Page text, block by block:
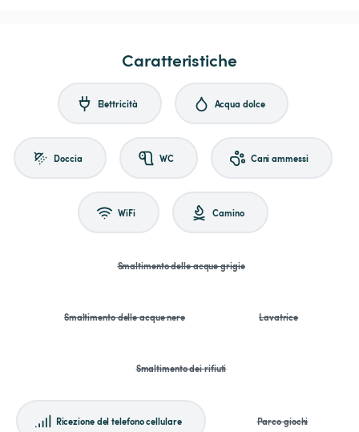
Caratteristiche
Elettricità Acqua dolce
Doccia WC Cani ammessi
WiFi Camino
Smaltimento delle acque grigie
Smaltimento delle acque nere Lavatrice
Smaltimento dei rifiuti
Ricezione del telefono cellulare Parco giochi